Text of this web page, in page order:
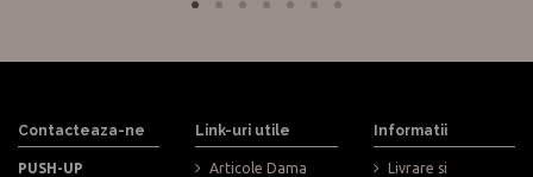
Contacteaza-ne
PUSH-UP
Link-uri utile
Articole Dama
Informatii
Livrare si